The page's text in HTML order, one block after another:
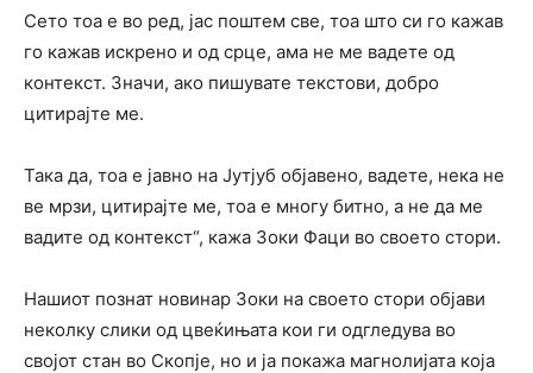
Сето тоа е во ред, јас поштем све, тоа што си го кажав
го кажав искрено и од срце, ама не ме вадете од
контекст. Значи, ако пишувате текстови, добро
цитирајте ме.
Така да, тоа е јавно на Јутјуб објавено, вадете, нека не
ве мрзи, цитирајте ме, тоа е многу битно, а не да ме
вадите од контекст“, кажа Зоки Фаци во своето стори.
Нашиот познат новинар Зоки на своето стори објави
неколку слики од цвеќињата кои ги одгледува во
својот стан во Скопје, но и ја покажа магнолијата која